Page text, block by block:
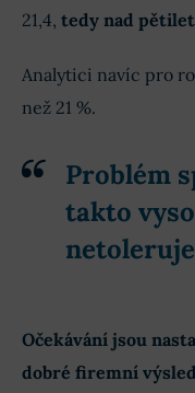
21,4, tedy nad
Analytici navíc pro
než 21 %.
Problém
takto
Očekávání jsou
dobré firemní